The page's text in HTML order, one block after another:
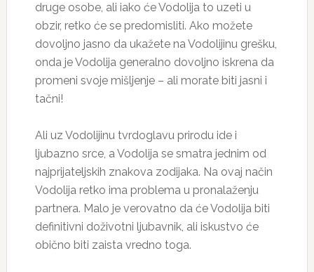
druge osobe, ali iako će Vodolija to uzeti u
obzir, retko će se predomisliti. Ako možete
dovoljno jasno da ukažete na Vodolijinu grešku,
onda je Vodolija generalno dovoljno iskrena da
promeni svoje mišljenje – ali morate biti jasni i
tačni!
Ali uz Vodolijinu tvrdoglavu prirodu ide i
ljubazno srce, a Vodolija se smatra jednim od
najprijateljskih znakova zodijaka. Na ovaj način
Vodolija retko ima problema u pronalaženju
partnera. Malo je verovatno da će Vodolija biti
definitivni doživotni ljubavnik, ali iskustvo će
obično biti zaista vredno toga.